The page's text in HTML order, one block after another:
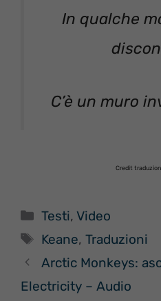
In qualche
C’è un muro
Credit
Categorie
Testi,Video
Tag
Keane,Traduzioni
Arctic Monkeys:
Electricity – Audio